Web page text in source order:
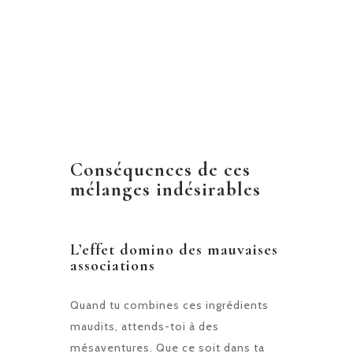
Conséquences de ces
mélanges indésirables
L’effet domino des mauvaises
associations
Quand tu combines ces ingrédients
maudits, attends-toi à des
mésaventures. Que ce soit dans ta